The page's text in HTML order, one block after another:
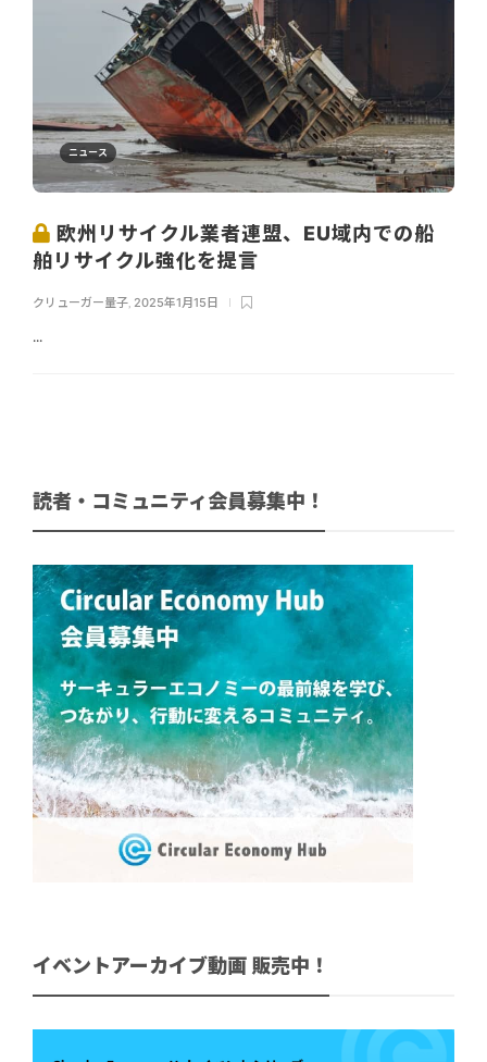
ニュース
欧州リサイクル業者連盟、EU域内での船
舶リサイクル強化を提言
クリューガー量子 2025年1月15日
...
読者・コミュニティ会員募集中！
イベントアーカイブ動画 販売中！